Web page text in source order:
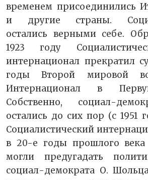
временем присоединились
и другие страны.
остались верными себе.
1923 году
интернационал прекратил
годы Второй мировой
Интернационал в
Собственно, социал-
остались до сих пор (с 1951
Социалистический
в 20-е годы прошлого
могли предугадать
социал-демократа О.